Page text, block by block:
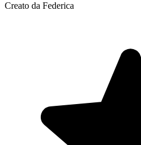
Creato da Federica